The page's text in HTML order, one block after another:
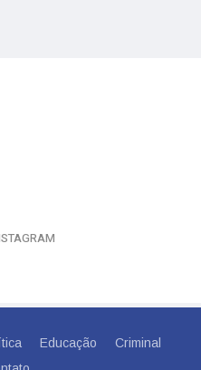
Educação
Criminal